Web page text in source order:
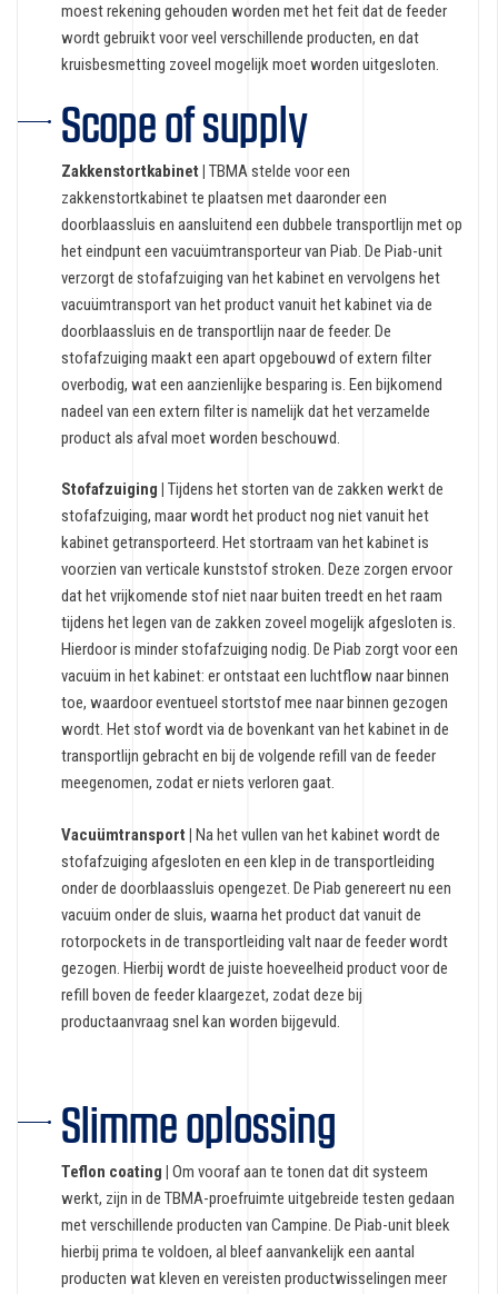
moest rekening gehouden worden met het feit dat de feeder
wordt gebruikt voor veel verschillende producten, en dat
kruisbesmetting zoveel mogelijk moet worden uitgesloten.
Scope of supply
Zakkenstortkabinet | TBMA stelde voor een
zakkenstortkabinet te plaatsen met daaronder een
doorblaassluis en aansluitend een dubbele transportlijn met op
het eindpunt een vacuümtransporteur van Piab. De Piab-unit
verzorgt de stofafzuiging van het kabinet en vervolgens het
vacuümtransport van het product vanuit het kabinet via de
doorblaassluis en de transportlijn naar de feeder. De
stofafzuiging maakt een apart opgebouwd of extern filter
overbodig, wat een aanzienlijke besparing is. Een bijkomend
nadeel van een extern filter is namelijk dat het verzamelde
product als afval moet worden beschouwd.
Stofafzuiging | Tijdens het storten van de zakken werkt de
stofafzuiging, maar wordt het product nog niet vanuit het
kabinet getransporteerd. Het stortraam van het kabinet is
voorzien van verticale kunststof stroken. Deze zorgen ervoor
dat het vrijkomende stof niet naar buiten treedt en het raam
tijdens het legen van de zakken zoveel mogelijk afgesloten is.
Hierdoor is minder stofafzuiging nodig. De Piab zorgt voor een
vacuüm in het kabinet: er ontstaat een luchtflow naar binnen
toe, waardoor eventueel stortstof mee naar binnen gezogen
wordt. Het stof wordt via de bovenkant van het kabinet in de
transportlijn gebracht en bij de volgende refill van de feeder
meegenomen, zodat er niets verloren gaat.
Vacuümtransport | Na het vullen van het kabinet wordt de
stofafzuiging afgesloten en een klep in de transportleiding
onder de doorblaassluis opengezet. De Piab genereert nu een
vacuüm onder de sluis, waarna het product dat vanuit de
rotorpockets in de transportleiding valt naar de feeder wordt
gezogen. Hierbij wordt de juiste hoeveelheid product voor de
refill boven de feeder klaargezet, zodat deze bij
productaanvraag snel kan worden bijgevuld.
Slimme oplossing
Teflon coating | Om vooraf aan te tonen dat dit systeem
werkt, zijn in de TBMA-proefruimte uitgebreide testen gedaan
met verschillende producten van Campine. De Piab-unit bleek
hierbij prima te voldoen, al bleef aanvankelijk een aantal
producten wat kleven en vereisten productwisselingen meer